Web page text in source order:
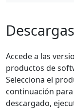
Descargas
Accede a las
productos de
Selecciona el
continuación
descargado,